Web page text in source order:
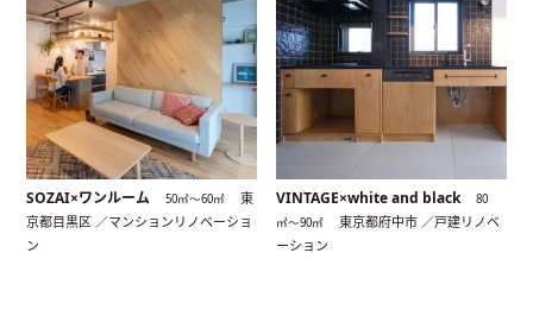
SOZAI×ワンルーム 50㎡〜60㎡
東
京都目黒区 ／マンションリノベーショ
ン
VINTAGE×white and black
80
㎡〜90㎡
東京都府中市 ／戸建リノベ
ーション